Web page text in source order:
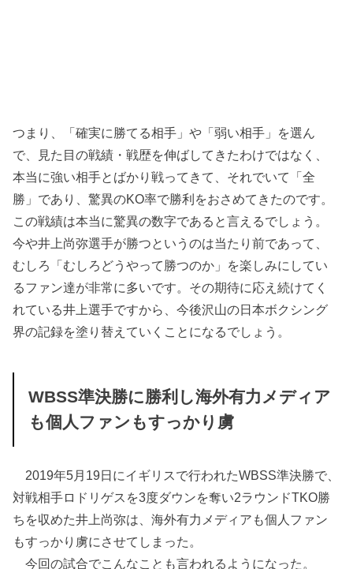
つまり、「確実に勝てる相手」や「弱い相手」を選ん
で、見た目の戦績・戦歴を伸ばしてきたわけではなく、
本当に強い相手とばかり戦ってきて、それでいて「全
勝」であり、驚異のKO率で勝利をおさめてきたのです。
この戦績は本当に驚異の数字であると言えるでしょう。
今や井上尚弥選手が勝つというのは当たり前であって、
むしろ「むしろどうやって勝つのか」を楽しみにしてい
るファン達が非常に多いです。その期待に応え続けてく
れている井上選手ですから、今後沢山の日本ボクシング
界の記録を塗り替えていくことになるでしょう。
WBSS準決勝に勝利し海外有力メディア
も個人ファンもすっかり虜
2019年5月19日にイギリスで行われたWBSS準決勝で、
対戦相手ロドリゲスを3度ダウンを奪い2ラウンドTKO勝
ちを収めた井上尚弥は、海外有力メディアも個人ファン
もすっかり虜にさせてしまった。
今回の試合でこんなことも言われるようになった。